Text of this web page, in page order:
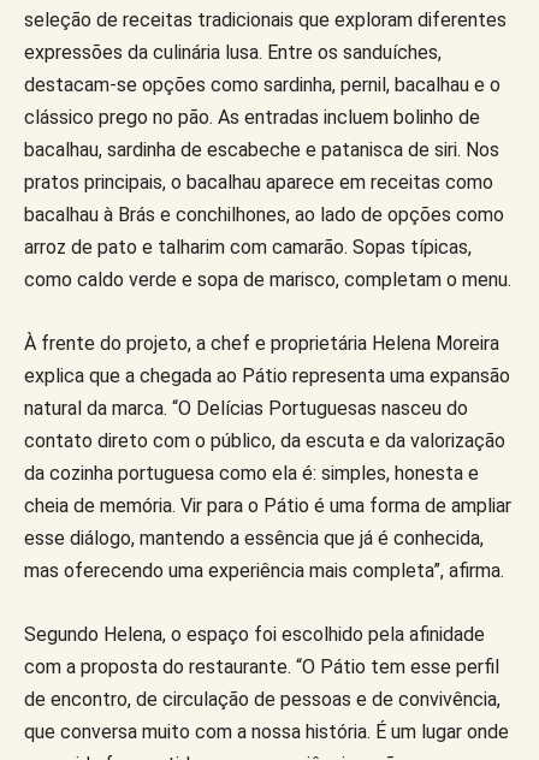
seleção de receitas tradicionais que exploram diferentes
expressões da culinária lusa. Entre os sanduíches,
destacam-se opções como sardinha, pernil, bacalhau e o
clássico prego no pão. As entradas incluem bolinho de
bacalhau, sardinha de escabeche e patanisca de siri. Nos
pratos principais, o bacalhau aparece em receitas como
bacalhau à Brás e conchilhones, ao lado de opções como
arroz de pato e talharim com camarão. Sopas típicas,
como caldo verde e sopa de marisco, completam o menu.
À frente do projeto, a chef e proprietária Helena Moreira
explica que a chegada ao Pátio representa uma expansão
natural da marca. “O Delícias Portuguesas nasceu do
contato direto com o público, da escuta e da valorização
da cozinha portuguesa como ela é: simples, honesta e
cheia de memória. Vir para o Pátio é uma forma de ampliar
esse diálogo, mantendo a essência que já é conhecida,
mas oferecendo uma experiência mais completa”, afirma.
Segundo Helena, o espaço foi escolhido pela afinidade
com a proposta do restaurante. “O Pátio tem esse perfil
de encontro, de circulação de pessoas e de convivência,
que conversa muito com a nossa história. É um lugar onde